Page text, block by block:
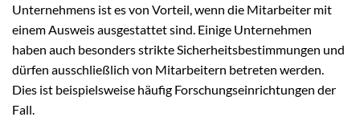
Unternehmens ist es von Vorteil, wenn die Mitarbeiter mit
einem Ausweis ausgestattet sind. Einige Unternehmen
haben auch besonders strikte Sicherheitsbestimmungen und
dürfen ausschließlich von Mitarbeitern betreten werden.
Dies ist beispielsweise häufig Forschungseinrichtungen der
Fall.